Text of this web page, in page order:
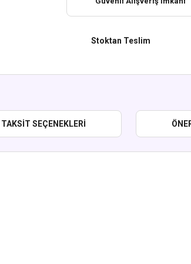
Stoktan Teslim
TAKSIT SEÇENEKLERI